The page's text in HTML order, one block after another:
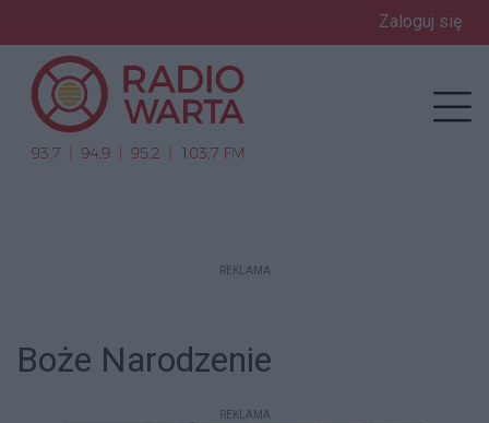
Zaloguj się
REKLAMA
Boże Narodzenie
REKLAMA